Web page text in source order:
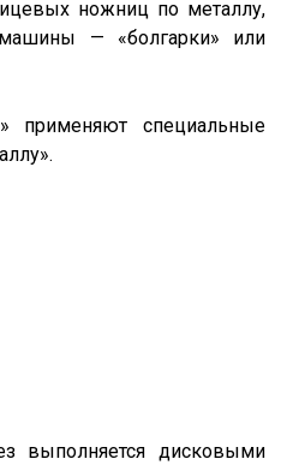
ножниц по металлу,
— «болгарки» или
применяют специальные
выполняется дисковыми